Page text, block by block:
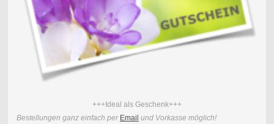
+++Ideal als Geschenk+++
Bestellungen ganz einfach per Email und Vorkasse möglich!